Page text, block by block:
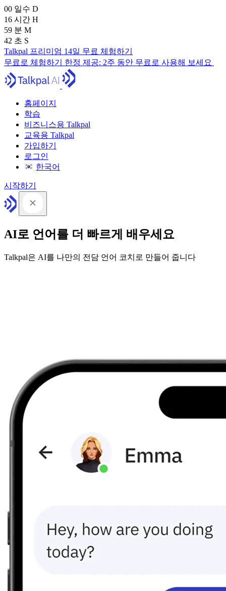
00 일수 D
16 시간 H
59 분 M
41 초 S
Talkpal 프리미엄 14일 무료 체험하기
무료로 체험하기 한정 제공: 2주 동안 무료로 사용해 보세요
홈페이지
학습
비즈니스용 Talkpal
교육용 Talkpal
가입하기
로그인
한국어
시작하기
AI로 언어를 더 빠르게 배우세요
Talkpal은 AI를 나만의 전담 언어 코치로 만들어 줍니다